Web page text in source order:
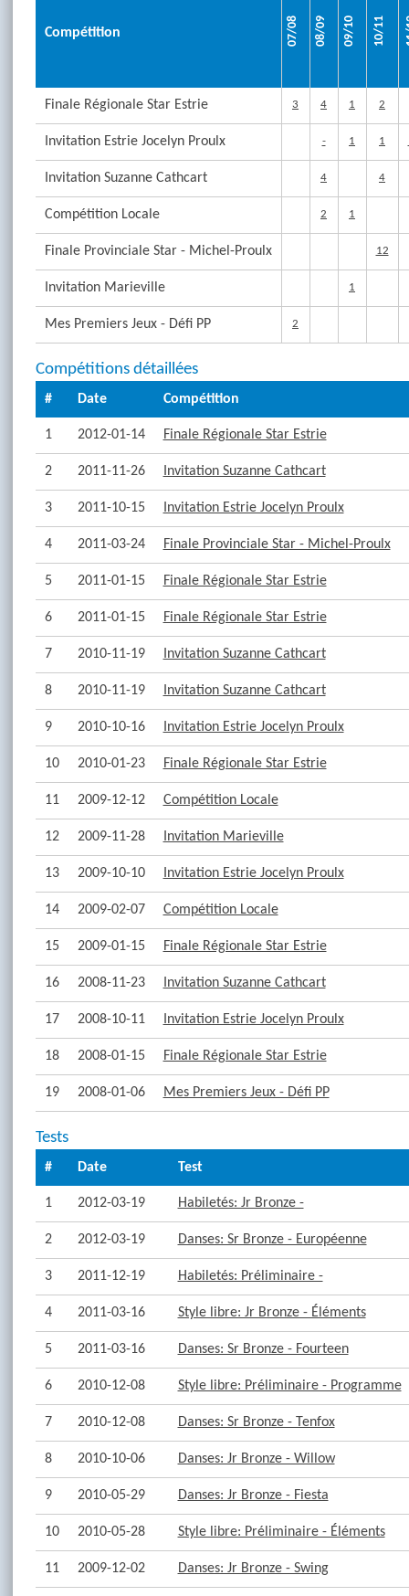
Compétition 07/08 08/09 09/10 10/11
Finale Régionale Star Estrie 3 4 1 2
Invitation Estrie Jocelyn Proulx - 1 1
Invitation Suzanne Cathcart 4 4
Compétition Locale 2 1
Finale Provinciale Star - Michel-Proulx 12
Invitation Marieville 1
Mes Premiers Jeux - Défi PP 2
Compétitions détaillées
# Date Compétition
1 2012-01-14 Finale Régionale Star Estrie
2 2011-11-26 Invitation Suzanne Cathcart
3 2011-10-15 Invitation Estrie Jocelyn Proulx
4 2011-03-24 Finale Provinciale Star - Michel-Proulx
5 2011-01-15 Finale Régionale Star Estrie
6 2011-01-15 Finale Régionale Star Estrie
7 2010-11-19 Invitation Suzanne Cathcart
8 2010-11-19 Invitation Suzanne Cathcart
9 2010-10-16 Invitation Estrie Jocelyn Proulx
10 2010-01-23 Finale Régionale Star Estrie
11 2009-12-12 Compétition Locale
12 2009-11-28 Invitation Marieville
13 2009-10-10 Invitation Estrie Jocelyn Proulx
14 2009-02-07 Compétition Locale
15 2009-01-15 Finale Régionale Star Estrie
16 2008-11-23 Invitation Suzanne Cathcart
17 2008-10-11 Invitation Estrie Jocelyn Proulx
18 2008-01-15 Finale Régionale Star Estrie
19 2008-01-06 Mes Premiers Jeux - Défi PP
Tests
# Date Test
1 2012-03-19 Habiletés: Jr Bronze -
2 2012-03-19 Danses: Sr Bronze - Européenne
3 2011-12-19 Habiletés: Préliminaire -
4 2011-03-16 Style libre: Jr Bronze - Éléments
5 2011-03-16 Danses: Sr Bronze - Fourteen
6 2010-12-08 Style libre: Préliminaire - Programme
7 2010-12-08 Danses: Sr Bronze - Tenfox
8 2010-10-06 Danses: Jr Bronze - Willow
9 2010-05-29 Danses: Jr Bronze - Fiesta
10 2010-05-28 Style libre: Préliminaire - Éléments
11 2009-12-02 Danses: Jr Bronze - Swing